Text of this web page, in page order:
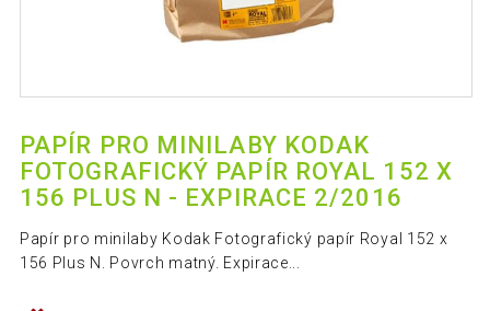
PAPÍR PRO MINILABY KODAK
FOTOGRAFICKÝ PAPÍR ROYAL 152 X
156 PLUS N - EXPIRACE 2/2016
Papír pro minilaby Kodak Fotografický papír Royal 152 x
156 Plus N. Povrch matný. Expirace...